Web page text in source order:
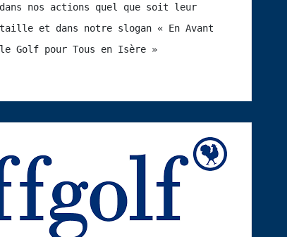
dans nos actions quel que soit leur
taille et dans notre slogan « En Avant
le Golf pour Tous en Isère »